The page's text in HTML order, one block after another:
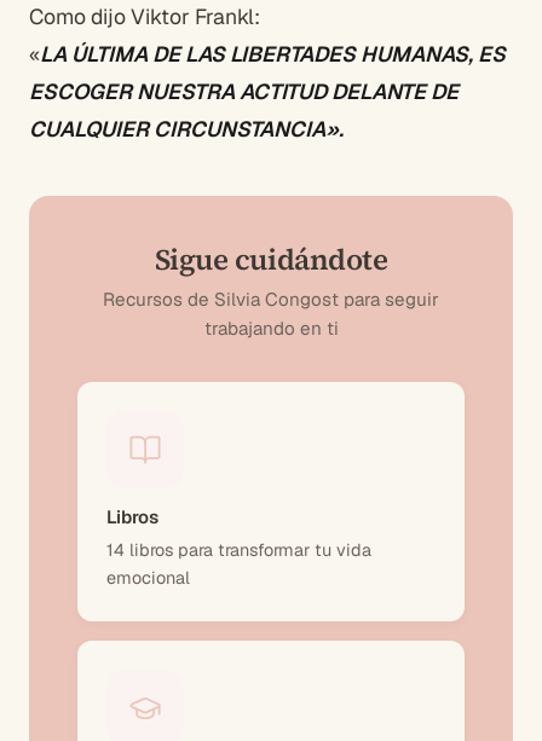
Como dijo Viktor Frankl:
«LA ÚLTIMA DE LAS LIBERTADES HUMANAS, ES
ESCOGER NUESTRA ACTITUD DELANTE DE
CUALQUIER CIRCUNSTANCIA».
Sigue cuidándote
Recursos de Silvia Congost para seguir
trabajando en ti
Libros
14 libros para transformar tu vida
emocional